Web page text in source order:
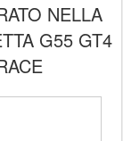
NELLA
G55 GT4